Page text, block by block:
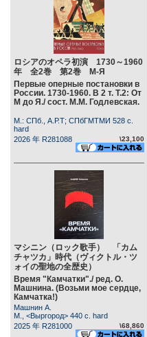
ロシアのオペラ初演 1730～1960
年 全2巻 第2巻 М-Я
Первые оперные постановки в
России. 1730-1960. В 2 т. Т.2: От
М до Я./ сост. М.М. Годлевская.
М.: СПб., А.Р.Т; СПбГМТМИ 528 c.
hard
2026 年 R281088
\23,100
マシニン（ロック歌手） 「カム
チャツカ」時代（ヴィクトル・ツ
ォイの聖地の全歴史）
Время "Камчатки"./ ред. О.
Машнина. (Возьми мое сердце,
Камчатка!)
Машнин А.
М., <Выргород> 440 c. hard
2025 年 R281000
\68,860